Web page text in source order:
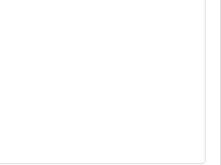
इन्शुरन्स
कव्हर